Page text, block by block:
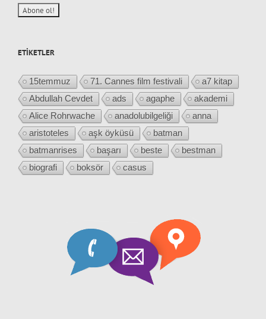
ETIKETLER
15temmuz 71. Cannes film festivali
a7 kitap
Abdullah Cevdet
ads agaphe
akademi
Alice Rohrwache
anadolubilgeliği
anna
aristoteles
aşk öyküsü
batman
batmanrises
başarı beste
bestman
biografi
boksör casus